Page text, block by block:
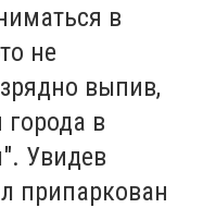
в
не
выпив,
в
Увидев
припаркован